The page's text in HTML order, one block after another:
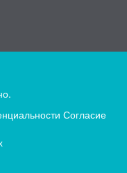
Согласие